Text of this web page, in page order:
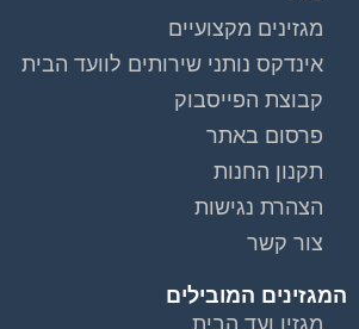
מגזינים מקצועיים
אינדקס נותני שירותים לוועד הבית
קבוצת הפייסבוק
פרסום באתר
תקנון החנות
הצהרת נגישות
צור קשר
המגזינים המובילים
מגזין ועד הבית